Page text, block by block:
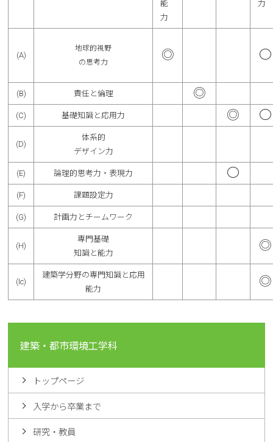
能
力
力
(A)
地球的視野
の思考力
◎ 〇
(B) 責任と倫理 ◎
(C) 基礎知識と応用力 ◎ 〇
(D)
体系的
デザイン力
(E) 論理的思考力・表現力 〇
(F) 課題設定力
(G) 計画力とチームワーク
(H)
専門基礎
知識と能力
◎
(Ic)
建築学分野の専門知識と応用
能力
◎
建築・都市環境工学科
トップページ
入学から卒業まで
研究・教員